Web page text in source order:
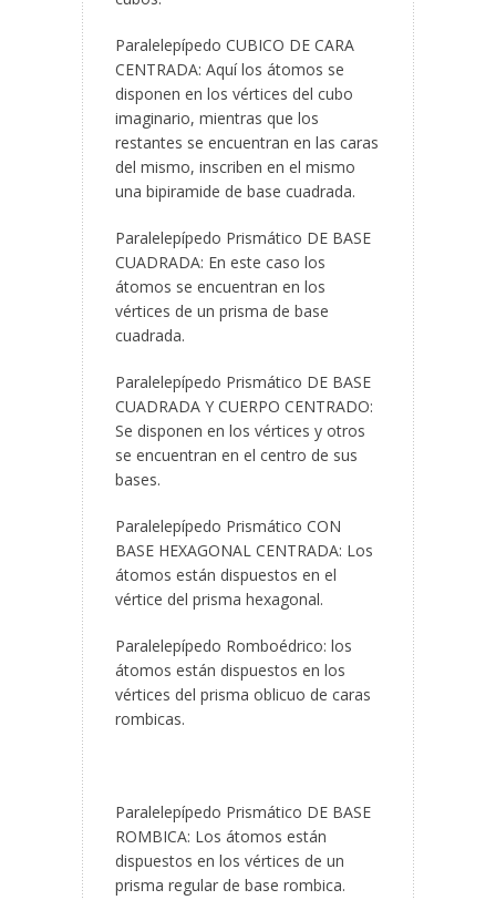
Paralelepípedo CUBICO DE CARA
CENTRADA: Aquí los átomos se
disponen en los vértices del cubo
imaginario, mientras que los
restantes se encuentran en las caras
del mismo, inscriben en el mismo
una bipiramide de base cuadrada.
Paralelepípedo Prismático DE BASE
CUADRADA: En este caso los
átomos se encuentran en los
vértices de un prisma de base
cuadrada.
Paralelepípedo Prismático DE BASE
CUADRADA Y CUERPO CENTRADO:
Se disponen en los vértices y otros
se encuentran en el centro de sus
bases.
Paralelepípedo Prismático CON
BASE HEXAGONAL CENTRADA: Los
átomos están dispuestos en el
vértice del prisma hexagonal.
Paralelepípedo Romboédrico: los
átomos están dispuestos en los
vértices del prisma oblicuo de caras
rombicas.
Paralelepípedo Prismático DE BASE
ROMBICA: Los átomos están
dispuestos en los vértices de un
prisma regular de base rombica.